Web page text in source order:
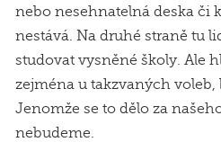
nebo nesehnatelná deska či
nestává. Na druhé straně tu
studovat vysněné školy. Ale
zejména u takzvaných
Jenomže se to dělo za
nebudeme.